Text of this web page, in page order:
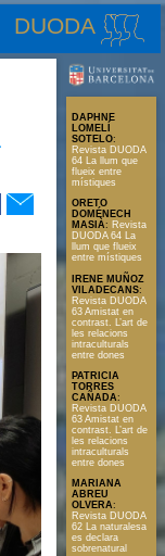
DUODA
DAPHNE
LOMELÍ
SOTELO:
Revista DUODA
64 La llum que
flueix entre
místiques
ORETO
DOMÉNECH
MASIÀ: Revista
DUODA 64 La
llum que flueix
entre místiques
IRENE MUÑOZ
VILADECANS:
Revista DUODA
63 Amistat en
contrast. L’art de
les relacions
intraculturals
entre dones
PATRICIA
TORRES
CAÑADA:
Revista DUODA
63 Amistat en
contrast. L’art de
les relacions
intraculturals
entre dones
MARIANA
ABREU
OLVERA:
Revista DUODA
62 La naturalesa
es declara
sobrenatural